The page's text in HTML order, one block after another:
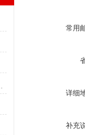
常用
详细
补充